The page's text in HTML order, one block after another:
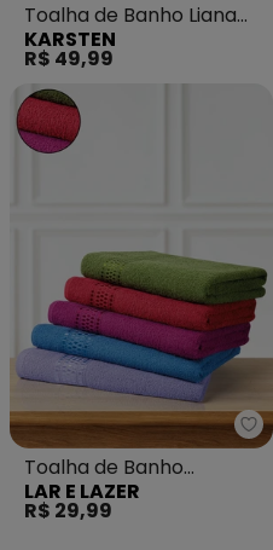
Toalha de Banho Liana
(Marsmallow/Rosa)
KARSTEN
R$ 49,99
- Toalha de Banho
Toalha de Banho
(Vermelha) 1 Peça
LAR E LAZER
R$ 29,99